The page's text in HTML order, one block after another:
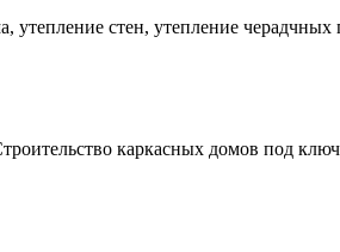
утепление стен, утепление черадчных
каркасных домов под